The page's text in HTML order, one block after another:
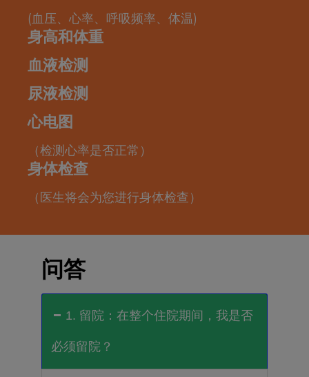
(血压、心率、呼吸频率、体温)
身高和体重
血液检测
尿液检测
心电图
（检测心率是否正常）
身体检查
（医生将会为您进行身体检查）
问答
1. 留院：在整个住院期间，我是否
必须留院？